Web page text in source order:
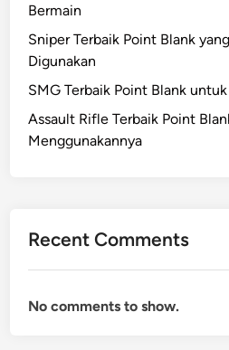
Bermain
Sniper Terbaik Point Blank
Digunakan
SMG Terbaik Point Blank
Assault Rifle Terbaik Point
Menggunakannya
Recent Comments
No comments to show.